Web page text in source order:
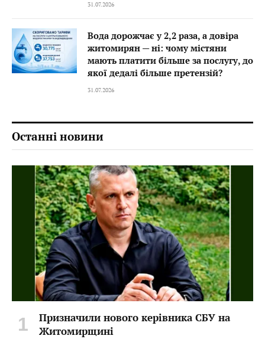
31.07.2026
Вода дорожчає у 2,2 раза, а довіра
житомирян — ні: чому містяни
мають платити більше за послугу, до
якої дедалі більше претензій?
31.07.2026
Останні новини
Призначили нового керівника СБУ на
Житомирщині